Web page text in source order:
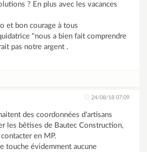
? En plus avec les vacances
et bon courage à tous
"nous a bien fait comprendre
pas notre argent .
24/08/18 07:09
des coordonnées d'artisans
les bêtises de Bautec Construction,
en MP.
touche évidemment aucune